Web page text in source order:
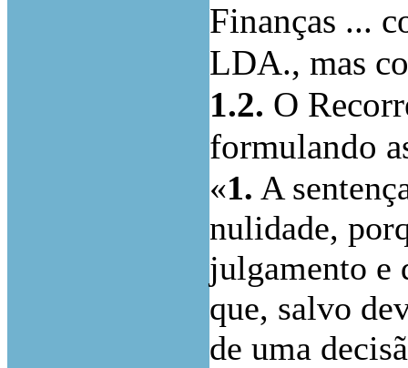
Finanças ...
LDA., mas
1.2. O
formulando
«1. A
nulidade,
julgamento e
que, salvo
de uma